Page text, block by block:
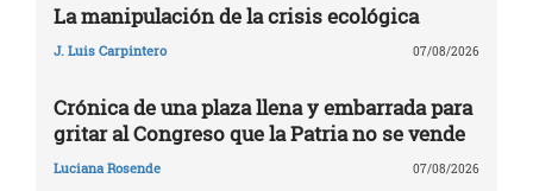
La manipulación de la crisis ecológica
J. Luis Carpintero 07/08/2026
Crónica de una plaza llena y embarrada para
gritar al Congreso que la Patria no se vende
Luciana Rosende 07/08/2026